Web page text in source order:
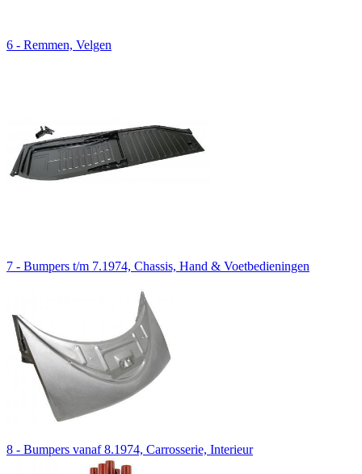
6 - Remmen, Velgen
7 - Bumpers t/m 7.1974, Chassis, Hand & Voetbedieningen
8 - Bumpers vanaf 8.1974, Carrosserie, Interieur